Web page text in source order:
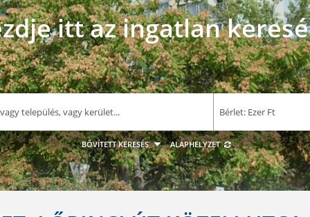
itt az ingatlan
–
Bérlet: Ezer Ft
BŐVÍTETT KERESÉS ALAPHELYZET